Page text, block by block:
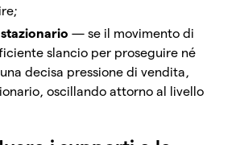
— se il movimento di
slancio per proseguire né
decisa pressione di vendita,
oscillando attorno al livello